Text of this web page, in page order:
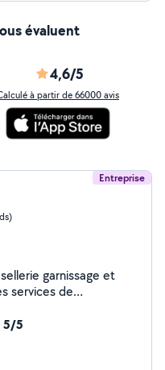
évaluent
4,6/5
à partir de 66000 avis
Entreprise
garnissage et
services de
pour divers
restauration,
en maroquinerie
5/5